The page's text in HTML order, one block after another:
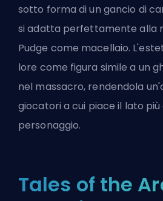
sotto forma di un gancio di
si adatta perfettamente alla
Pudge come macellaio.
lore come figura simile a un
nel massacro, rendendola
giocatori a cui piace il lato più
personaggio.
Tales of the